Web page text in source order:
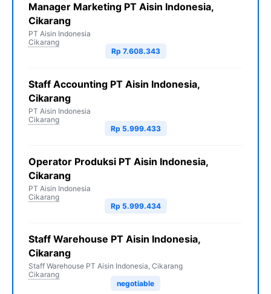
Manager Marketing PT Aisin Indonesia,
Cikarang
PT Aisin Indonesia
Cikarang
Rp 7.608.343
Staff Accounting PT Aisin Indonesia,
Cikarang
PT Aisin Indonesia
Cikarang
Rp 5.999.433
Operator Produksi PT Aisin Indonesia,
Cikarang
PT Aisin Indonesia
Cikarang
Rp 5.999.434
Staff Warehouse PT Aisin Indonesia,
Cikarang
Staff Warehouse PT Aisin Indonesia, Cikarang
Cikarang
negotiable